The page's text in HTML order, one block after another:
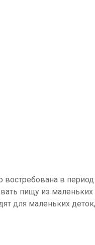
востребована в
пищу из
для маленьких